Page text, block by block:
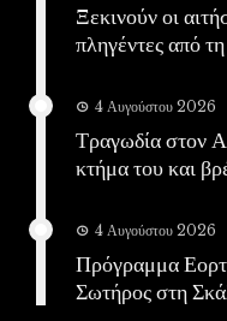
Ξεκινούν οι
πληγέντες από
4 Αυγούστου 2026
Τραγωδία στον
κτήμα του και
4 Αυγούστου 2026
Πρόγραμμα
Σωτήρος στη